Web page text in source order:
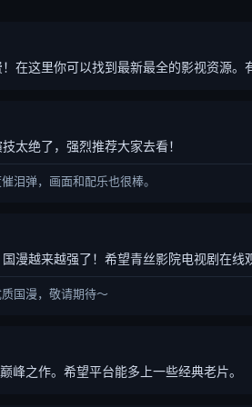
在这里你可以找到最新最全的影视资源
太绝了，强烈推荐大家去看！
泪弹，画面和配乐也很棒。
漫越来越强了！希望青丝影院电视剧在线
国漫，敬请期待～
峰之作。希望平台能多上一些经典老片。